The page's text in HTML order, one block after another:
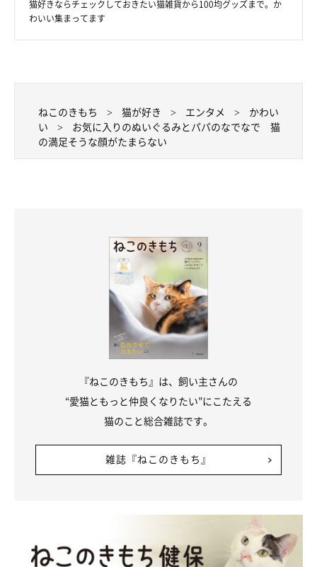
猫好きならチェックしておきたい猫雑貨から100均グッズまで。か
わいい集まってます
ねこのきもち 猫が好き エンタメ
かわい
い
お気に入りのぬいぐるみとパパのなでなで 猫
の満足そうな顔がたまらない
『ねこのきもち』は、飼い主さんの
“愛猫ともっと仲良くなりたい”にこたえる
猫のこと総合雑誌です。
雑誌『ねこのきもち』